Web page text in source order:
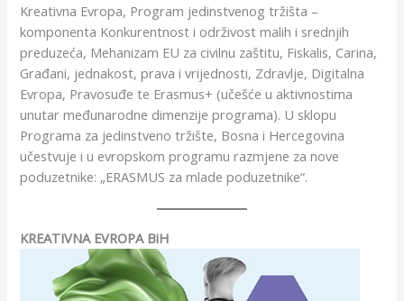
Kreativna Evropa, Program jedinstvenog tržišta –
komponenta Konkurentnost i održivost malih i srednjih
preduzeća, Mehanizam EU za civilnu zaštitu, Fiskalis, Carina,
Građani, jednakost, prava i vrijednosti, Zdravlje, Digitalna
Evropa, Pravosuđe te Erasmus+ (učešće u aktivnostima
unutar međunarodne dimenzije programa). U sklopu
Programa za jedinstveno tržište, Bosna i Hercegovina
učestvuje i u evropskom programu razmjene za nove
poduzetnike: „ERASMUS za mlade poduzetnike“.
KREATIVNA EVROPA BiH